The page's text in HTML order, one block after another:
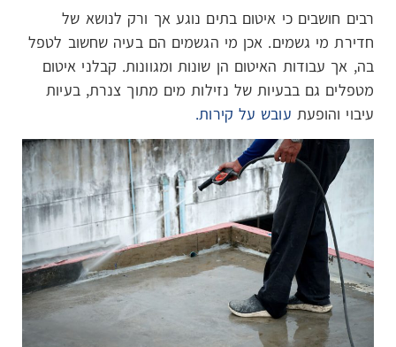
רבים חושבים כי איטום בתים נוגע אך ורק לנושא של
חדירת מי גשמים. אכן מי הגשמים הם בעיה שחשוב לטפל
בה, אך עבודות האיטום הן שונות ומגוונות. קבלני איטום
מטפלים גם בבעיות של נזילות מים מתוך צנרת, בעיות
עיבוי והופעת עובש על קירות.